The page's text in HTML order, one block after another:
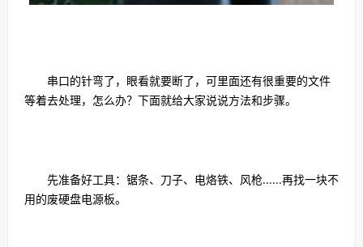
串口的针弯了，眼看就要断了，可里面还有很重要的文件
等着去处理，怎么办？下面就给大家说说方法和步骤。
先准备好工具：锯条、刀子、电烙铁、风枪......再找一块不
用的废硬盘电源板。